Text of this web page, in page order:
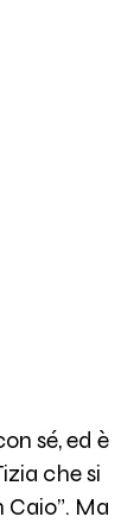
sé, ed è
che si
Caio”. Ma